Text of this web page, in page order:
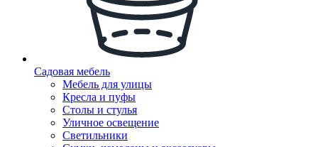
Садовая мебель
Мебель для улицы
Кресла и пуфы
Столы и стулья
Уличное освещение
Светильники